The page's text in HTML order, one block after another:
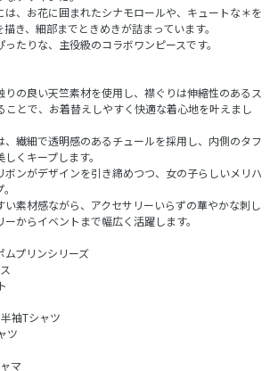
は、お花に囲まれたシナモロールや、キュートな＊を
き、細部までときめきが詰まっています。
たりな、主役級のコラボワンピースです。
りの良い天竺素材を使用し、襟ぐりは伸縮性のあるス
ことで、お着替えしやすく快適な着心地を叶えまし
繊細で透明感のあるチュールを採用し、内側のタフ
くキープします。
ボンがデザインを引き締めつつ、女の子らしいメリハ
い素材感ながら、アクセサリーいらずの華やかな刺し
からイベントまで幅広く活躍します。
プリンシリーズ
袖Tシャツ
ツ
マ